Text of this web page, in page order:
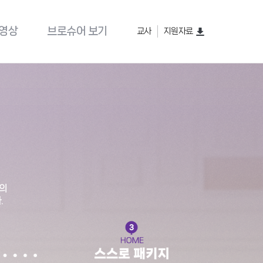
상 브로슈어 보기 교사 지원자료